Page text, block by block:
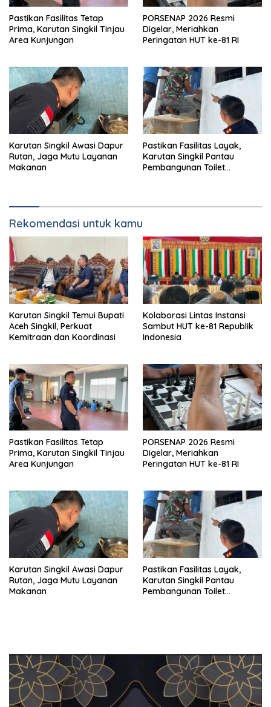
Pastikan Fasilitas Tetap
Prima, Karutan Singkil Tinjau
Area Kunjungan
PORSENAP 2026 Resmi
Digelar, Meriahkan
Peringatan HUT ke-81 RI
Karutan Singkil Awasi Dapur
Rutan, Jaga Mutu Layanan
Makanan
Pastikan Fasilitas Layak,
Karutan Singkil Pantau
Pembangunan Toilet
Rekomendasi untuk kamu
Karutan Singkil Temui Bupati
Aceh Singkil, Perkuat
Kemitraan dan Koordinasi
Kolaborasi Lintas Instansi
Sambut HUT ke-81 Republik
Indonesia
Pastikan Fasilitas Tetap
Prima, Karutan Singkil Tinjau
Area Kunjungan
PORSENAP 2026 Resmi
Digelar, Meriahkan
Peringatan HUT ke-81 RI
Karutan Singkil Awasi Dapur
Rutan, Jaga Mutu Layanan
Makanan
Pastikan Fasilitas Layak,
Karutan Singkil Pantau
Pembangunan Toilet